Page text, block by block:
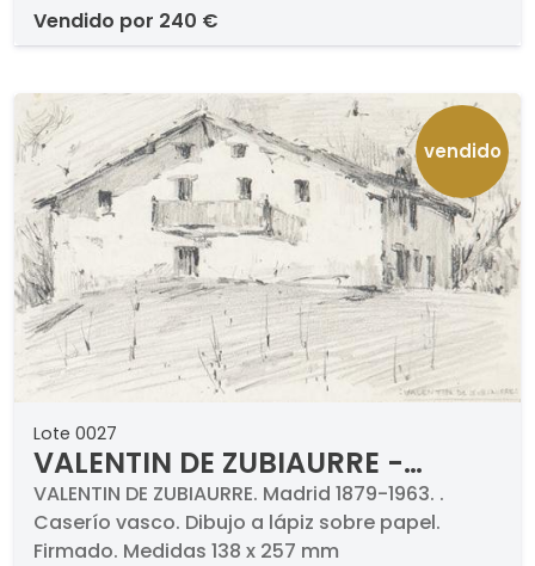
vendido por 240 €
vendido
Lote 0027
VALENTIN DE ZUBIAURRE -
Caserío vasco
VALENTIN DE ZUBIAURRE. Madrid 1879-1963. .
Caserío vasco. Dibujo a lápiz sobre papel.
Firmado. Medidas 138 x 257 mm